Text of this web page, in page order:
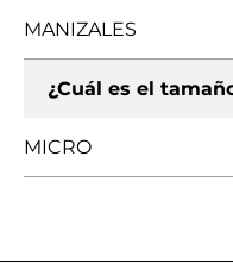
MANIZALES
¿Cuál es el
MICRO